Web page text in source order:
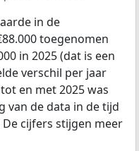
in de
toegenomen
in 2025 (dat is een
verschil per jaar
en met 2025 was
van de data in de tijd
cijfers stijgen meer